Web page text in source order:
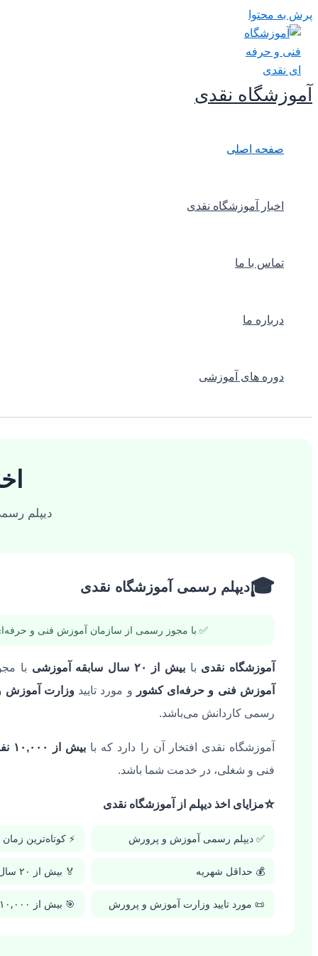
پرش به محتوا
آموزشگاه نقدی
صفحه اصلی
اخبار آموزشگاه نقدی
تماس با ما
درباره ما
دوره های آموزشی
دیپلم
🎓دیپلم رسمی آموزشگاه نقدی
✅ با مجوز رسمی از سازمان آموزش فنی و
آموزشگاه نقدی با بیش از ۲۰ سال سابقه آموزشی
با
آموزش فنی و حرفه‌ای کشور
و مورد تاییدوزارت آموزش
رسمی کاردانش می‌باشد.
آموزشگاه نقدی افتخار آن را دارد که با بیش از ۱۰,۰۰۰ نفر
فنی و شغلی، در خدمت شما باشد.
⭐مزایای اخذ دیپلم از آموزشگاه نقدی
✅ دیپلم رسمی آموزش و پرورش ⚡ کوتاه‌ترین
💰 حداقل شهریه 🏅 بیش از ۲۰ سال سابقه
📜 مورد تایید وزارت آموزش و پرورش 🎯 بیش از ۱۰,۰۰۰ نفر آموزش‌دیده